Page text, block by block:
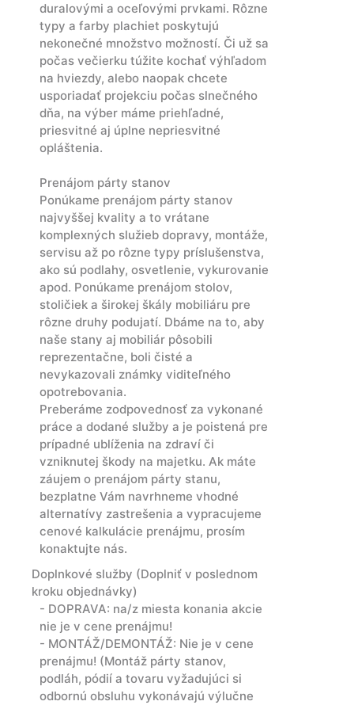
duralovými a oceľovými prvkami. Rôzne
typy a farby plachiet poskytujú
nekonečné množstvo možností. Či už sa
počas večierku túžite kochať výhľadom
na hviezdy, alebo naopak chcete
usporiadať projekciu počas slnečného
dňa, na výber máme priehľadné,
priesvitné aj úplne nepriesvitné
opláštenia.
Prenájom párty stanov
Ponúkame prenájom párty stanov
najvyššej kvality a to vrátane
komplexných služieb dopravy, montáže,
servisu až po rôzne typy príslušenstva,
ako sú podlahy, osvetlenie, vykurovanie
apod. Ponúkame prenájom stolov,
stoličiek a širokej škály mobiliáru pre
rôzne druhy podujatí. Dbáme na to, aby
naše stany aj mobiliár pôsobili
reprezentačne, boli čisté a
nevykazovali známky viditeľného
opotrebovania.
Preberáme zodpovednosť za vykonané
práce a dodané služby a je poistená pre
prípadné ublíženia na zdraví či
vzniknutej škody na majetku. Ak máte
záujem o prenájom párty stanu,
bezplatne Vám navrhneme vhodné
alternatívy zastrešenia a vypracujeme
cenové kalkulácie prenájmu, prosím
konaktujte nás.
Doplnkové služby (Doplniť v poslednom
kroku objednávky)
- DOPRAVA: na/z miesta konania akcie
nie je v cene prenájmu!
- MONTÁŽ/DEMONTÁŽ: Nie je v cene
prenájmu! (Montáž párty stanov,
podláh, pódií a tovaru vyžadujúci si
odbornú obsluhu vykonávajú výlučne